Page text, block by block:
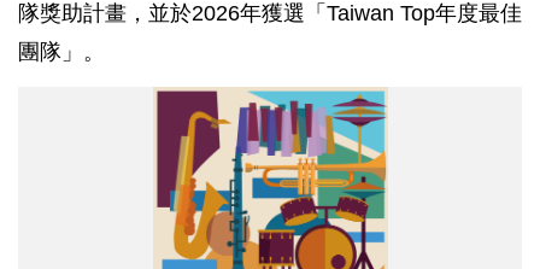
隊獎助計畫，並於2026年獲選「Taiwan Top年度最佳
團隊」。